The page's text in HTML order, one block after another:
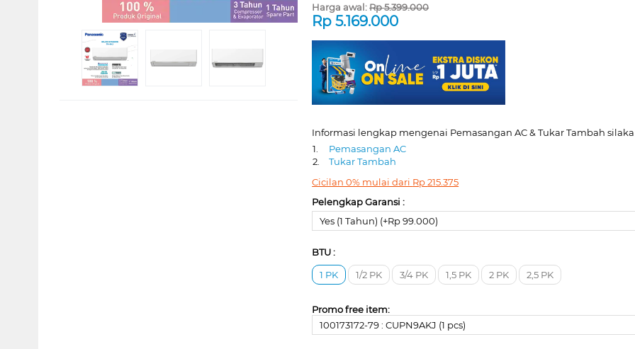
Harga awal:Rp5.399.000
Rp5.169.000
Informasi lengkap mengenai Pemasangan AC & Tukar Tambah
1.
Pemasangan AC
2.
Tukar Tambah
Cicilan 0% mulai dari Rp215.375
Pelengkap Garansi :
Yes (1 Tahun) (+Rp 99.000)
BTU :
1 PK
1/2 PK 3/4 PK 1,5 PK 2 PK 2,5 PK
Promo free item:
100173172-79 : CUPN9AKJ (1 pcs)